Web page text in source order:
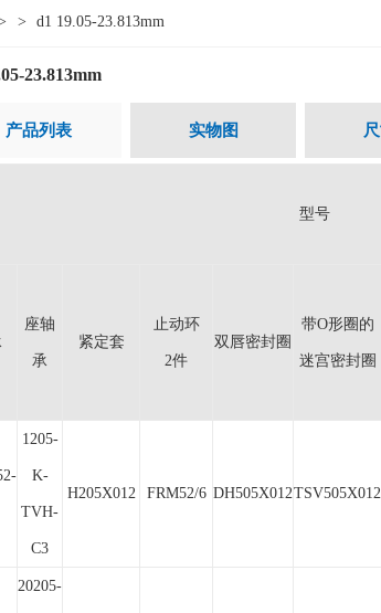
> d1 19.05-23.813mm
23.813mm
产品列表 实物图
型号
座轴
承
紧定套
止动环
2件
双唇密封圈
带O形圈的
迷宫密封圈
1205-
K-
TVH-
C3
H205X012 FRM52/6 DH505X012TSV505X012
20205-